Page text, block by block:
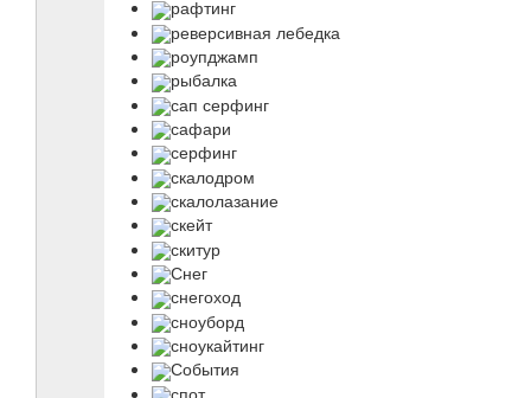
рафтинг
реверсивная лебедка
роупджамп
рыбалка
сап серфинг
сафари
серфинг
скалодром
скалолазание
скейт
скитур
Снег
снегоход
сноуборд
сноукайтинг
События
спот